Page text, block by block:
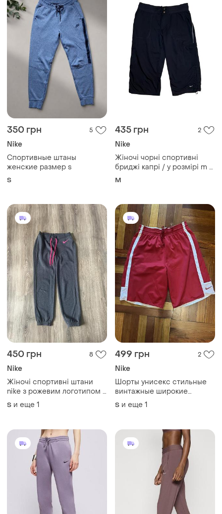
350 грн 5
Nike
Спортивные штаны
женские размер s
S
435 грн 2
Nike
Жіночі чорні спортивні
бриджі капрі / у розмірі m /
фірми nike
M
450 грн 8
Nike
Жіночі спортивні штани
nike з рожевим логотипом |
розмір s-m | ідеальний
S и еще 1
499 грн 2
Nike
Шорты унисекс стильные
винтажные широкие
оверсайз баскетбольные
спортивные красные
модные трендовые xs s m
S и еще 1